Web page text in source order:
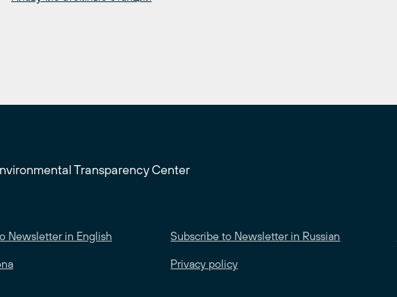
Transparency Center
Newsletter in English Subscribe to Newsletter in Russian
Privacy policy